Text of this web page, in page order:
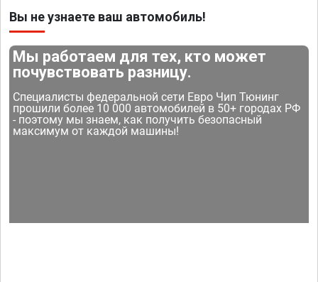
Вы не узнаете ваш автомобиль!
Мы работаем для тех, кто может
почувствовать разницу.
Специалисты федеральной сети Евро Чип Тюнинг
прошили более 10 000 автомобилей в 50+ городах РФ
- поэтому мы знаем, как получить безопасный
максимум от каждой машины!